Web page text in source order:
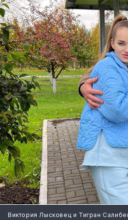
Виктория Лысковец и Тигран